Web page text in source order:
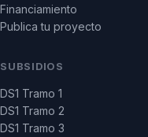
Financiamiento
Publica tu proyecto
SUBSIDIOS
DS1 Tramo 1
DS1 Tramo 2
DS1 Tramo 3